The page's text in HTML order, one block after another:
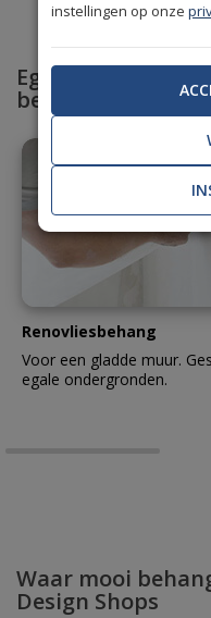
Egaliseer en
behang
Renovliesbehang
Voor een gladde muur.
egale ondergronden.
Waar mooi
Design Shops
instellingen op onze